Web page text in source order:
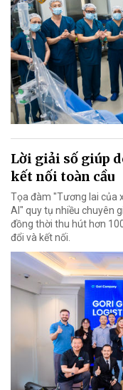
Lời giải số giúp
kết nối toàn cầu
Tọa đàm "Tương lai của
AI" quy tụ nhiều chuyên
đồng thời thu hút hơn
đổi và kết nối.